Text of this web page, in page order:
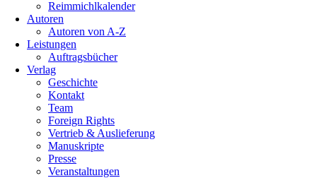
Reimmichlkalender
Autoren
Autoren von A-Z
Leistungen
Auftragsbücher
Verlag
Geschichte
Kontakt
Team
Foreign Rights
Vertrieb & Auslieferung
Manuskripte
Presse
Veranstaltungen